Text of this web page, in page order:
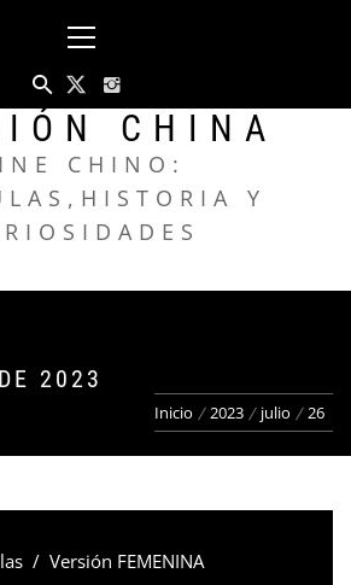
principal
CHINA
CHINO:
Y
2023
Inicio 2023 julio 26
/ Versión FEMENINA